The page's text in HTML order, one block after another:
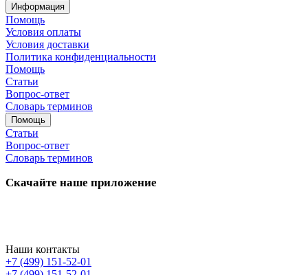
Информация
Помощь
Условия оплаты
Условия доставки
Политика конфиденциальности
Помощь
Статьи
Вопрос-ответ
Словарь терминов
Помощь
Статьи
Вопрос-ответ
Словарь терминов
Скачайте наше приложение
Наши контакты
+7 (499) 151-52-01